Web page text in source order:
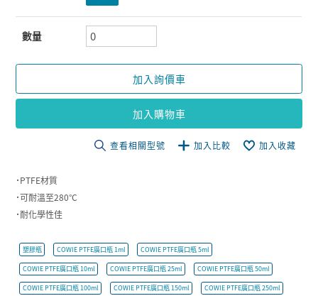
數量
加入詢價車
加入購物車
查看相關型號 加入比較 加入收藏
˙PTFE材質
˙可耐溫至280°C
˙耐化學性佳
塑膠瓶 COWIE PTFE廣口瓶 1ml COWIE PTFE廣口瓶 5ml
COWIE PTFE廣口瓶 10ml COWIE PTFE廣口瓶 25ml COWIE PTFE廣口瓶 50ml
COWIE PTFE廣口瓶 100ml COWIE PTFE廣口瓶 150ml COWIE PTFE廣口瓶 250ml